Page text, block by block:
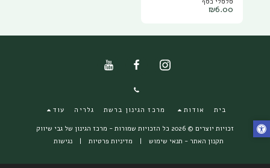
₪6.00
בית אודות מרכז הגינון ברשת גלריה עוד
זכויות יוצרים © 2026 כל הזכויות שמורות -
מרכז הגינון של גבי שיווק
תקנון האתר - תנאי שימוש | מדיניות פרטיות | נגישות